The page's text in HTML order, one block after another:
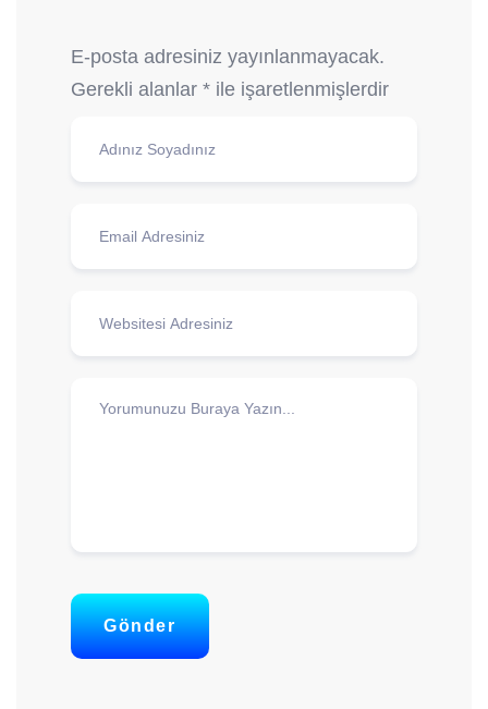
E-posta adresiniz yayınlanmayacak.
Gerekli alanlar * ile işaretlenmişlerdir
Gönder